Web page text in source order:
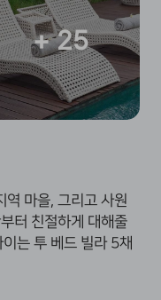
+ 25
역 마을, 그리고 사원
터 친절하게 대해줄
는 투 베드 빌라 5채